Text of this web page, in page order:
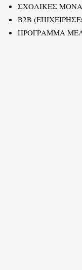
ΣΧΟΛΙΚΕΣ
B2B
ΠΡΟΓΡΑΜΜΑ